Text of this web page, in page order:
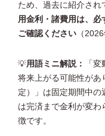
ため、過去に紹介され
用金利・諸費用は、
ご確認ください （
💡用語ミニ解説：
「
将来上がる可能性があ
定）」は固定期間中の
は完済まで金利が変
徴です。